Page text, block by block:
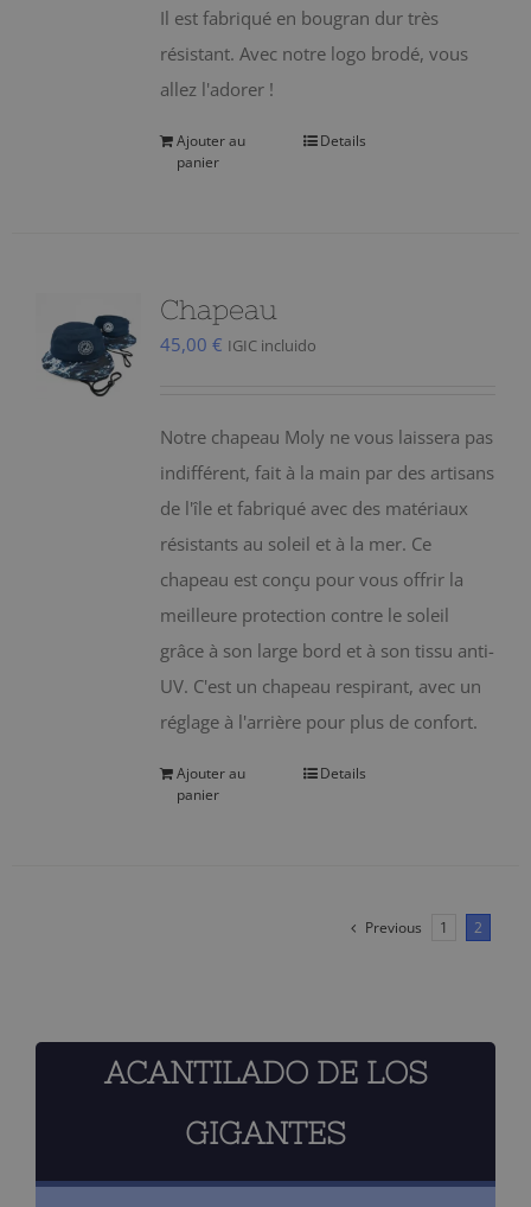
produit
Il est fabriqué en bougran dur très
résistant. Avec notre logo brodé, vous
allez l'adorer !
Ajouter au
panier
Details
Chapeau
45,00 € IGIC incluido
Notre chapeau Moly ne vous laissera pas
indifférent, fait à la main par des artisans
de l'île et fabriqué avec des matériaux
résistants au soleil et à la mer. Ce
chapeau est conçu pour vous offrir la
meilleure protection contre le soleil
grâce à son large bord et à son tissu anti-
UV. C'est un chapeau respirant, avec un
réglage à l'arrière pour plus de confort.
Ajouter au
panier
Details
Previous 1 2
ACANTILADO DE LOS
GIGANTES